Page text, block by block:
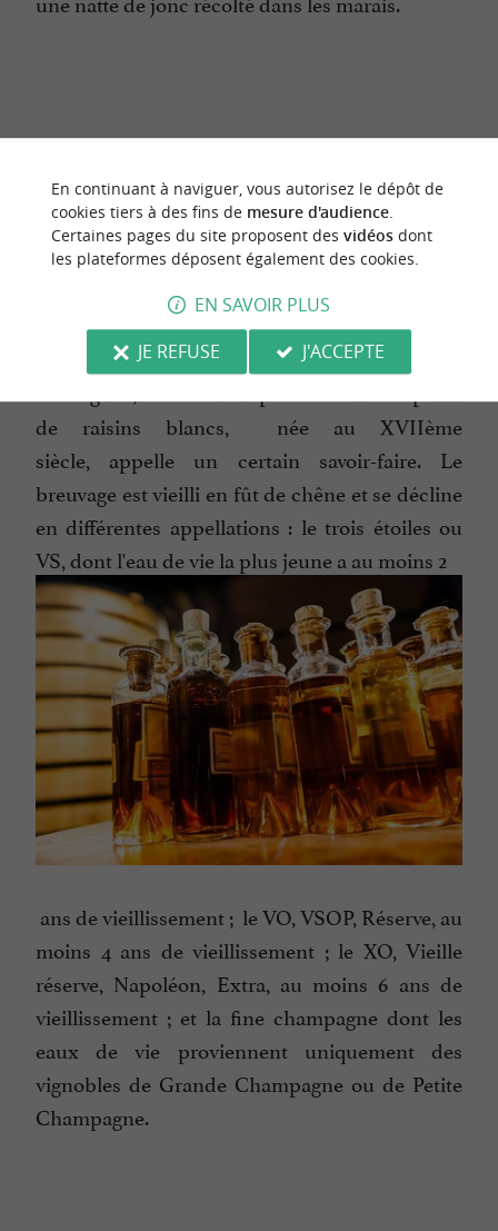
LeCognac, comme lePineausont les symboles
de ce territoire.
de raisins blancs, née au XVIIème
siècle, appelle un certain savoir-faire. Le
breuvage est vieilli en fût de chêne et se décline
en différentes appellations : le trois étoiles ou
VS, dont l'eau de vie la plus jeune a au moins 2
ans de vieillissement ; le VO, VSOP, Réserve, au
moins 4 ans de vieillissement ; le XO, Vieille
réserve, Napoléon, Extra, au moins 6 ans de
vieillissement ; et la fine champagne dont les
eaux de vie proviennent uniquement des
vignobles de Grande Champagne ou de Petite
Champagne.
En continuant à naviguer, vous autorisez le dépôt de
cookies tiers à des fins de mesure d'audience.
Certaines pages du site proposent des vidéosdont
les plateformes déposent également des cookies.
EN SAVOIR PLUS
JE REFUSE
J'ACCEPTE